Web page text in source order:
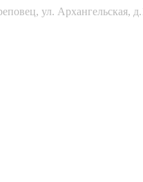
ул. Архангельская,